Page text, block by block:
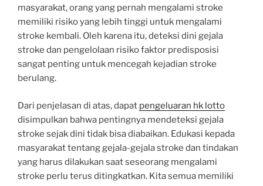
masyarakat, orang yang pernah mengalami stroke
memiliki risiko yang lebih tinggi untuk mengalami
stroke kembali. Oleh karena itu, deteksi dini gejala
stroke dan pengelolaan risiko faktor predisposisi
sangat penting untuk mencegah kejadian stroke
berulang.
Dari penjelasan di atas, dapat pengeluaran hk lotto
disimpulkan bahwa pentingnya mendeteksi gejala
stroke sejak dini tidak bisa diabaikan. Edukasi kepada
masyarakat tentang gejala-gejala stroke dan tindakan
yang harus dilakukan saat seseorang mengalami
stroke perlu terus ditingkatkan. Kita semua memiliki